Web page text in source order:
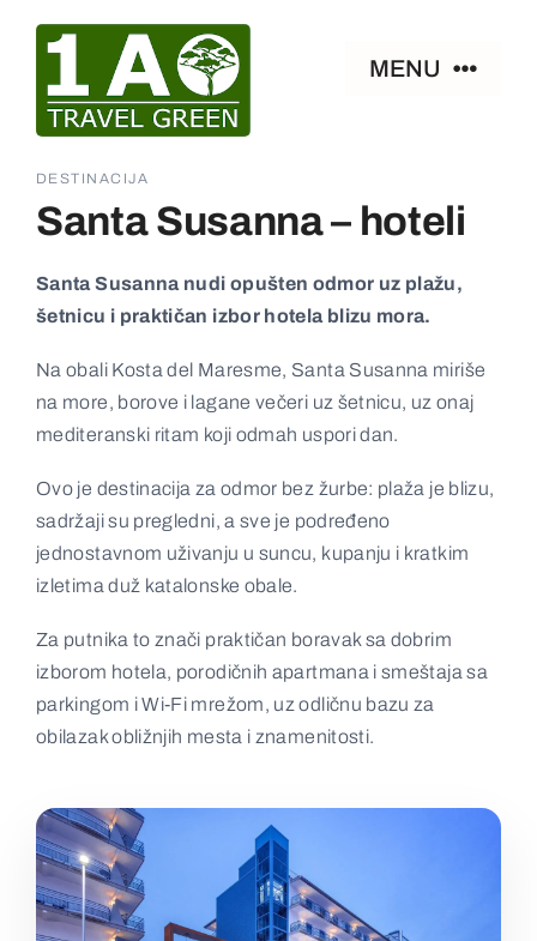
content
MENU
Smeštaj
Zanimljivosti
Paket aranžmani
Ostalo
Kontakt
DESTINACIJA
Santa Susanna – hoteli
Santa Susanna nudi opušten odmor uz plažu,
šetnicu i praktičan izbor hotela blizu mora.
Na obali Kosta del Maresme, Santa Susanna miriše
na more, borove i lagane večeri uz šetnicu, uz onaj
mediteranski ritam koji odmah uspori dan.
Ovo je destinacija za odmor bez žurbe: plaža je blizu,
sadržaji su pregledni, a sve je podređeno
jednostavnom uživanju u suncu, kupanju i kratkim
izletima duž katalonske obale.
Za putnika to znači praktičan boravak sa dobrim
izborom hotela, porodičnih apartmana i smeštaja sa
parkingom i Wi‑Fi mrežom, uz odličnu bazu za
obilazak obližnjih mesta i znamenitosti.